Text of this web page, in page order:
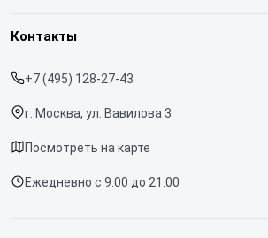
Срочный ремонт
Доставка и способы оплаты
Диагностика
Контакты
Квадрокоптеров
Контакты
+7 (495) 128-27-43
г. Москва, ул. Вавилова 3
Посмотреть на карте
Ежедневно с 9:00 до 21:00